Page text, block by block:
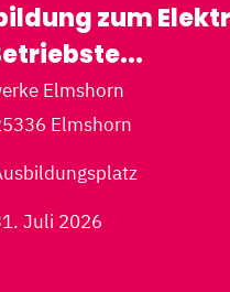
zum
Elmshorn
Elmshorn
Juli 2026